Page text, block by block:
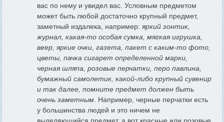
вас по нему и увидел вас. Условным предметом
может быть любой достаточно крупный предмет,
заметный издалека, например: яркий зонтик,
журнал, какая-то особая сумка, мягкая игрушка,
веер, яркие очки, газета, пакет с каким-то фото,
цветы, пачка сигарет определенной марки,
черная шляпа, розовые перчатки, перо павлина,
бумажный самолетик, какой-либо крупный сувенир
и так далее, помните предмет должен быть
очень заметным. Например, черные перчатки есть
у большинства людей и это ничем не